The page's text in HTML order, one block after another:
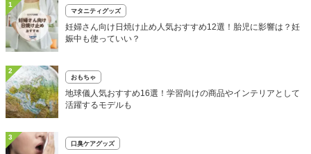
1
マタニティグッズ
妊婦さん向け日焼け止め人気おすすめ12選！胎児に影響は？妊
娠中も使っていい？
2
おもちゃ
地球儀人気おすすめ16選！学習向けの商品やインテリアとして
活躍するモデルも
3
口臭ケアグッズ